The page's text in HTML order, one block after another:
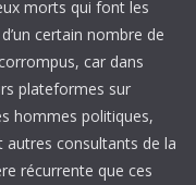
morts qui font les
certain nombre de
car dans
plateformes sur
hommes politiques,
autres consultants de la
récurrente que ces